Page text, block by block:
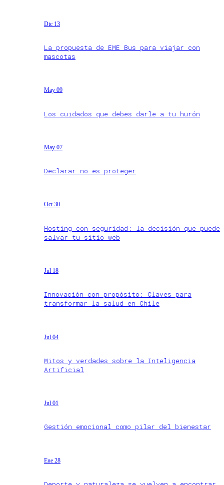
Dic 13
La propuesta de EME Bus para viajar con
mascotas
May 09
Los cuidados que debes darle a tu hurón
May 07
Declarar no es proteger
Oct 30
Hosting con seguridad: la decisión que puede
salvar tu sitio web
Jul 18
Innovación con propósito: Claves para
transformar la salud en Chile
Jul 04
Mitos y verdades sobre la Inteligencia
Artificial
Jul 01
Gestión emocional como pilar del bienestar
Ene 28